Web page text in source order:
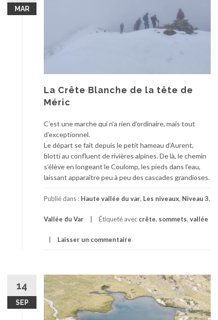
MAR
La Crête Blanche de la tête de
Méric
C’est une marche qui n’a rien d’ordinaire, mais tout
d’exceptionnel.
Le départ se fait depuis le petit hameau d’Aurent,
blotti au confluent de rivières alpines. De là, le chemin
s’élève en longeant le Coulomp, les pieds dans l’eau,
laissant apparaître peu à peu des cascades grandioses.
Publié dans : Haute vallée du var, Les niveaux, Niveau 3,
Vallée du Var Étiqueté avec crête, sommets, vallée
Laisser un commentaire
14
SEP